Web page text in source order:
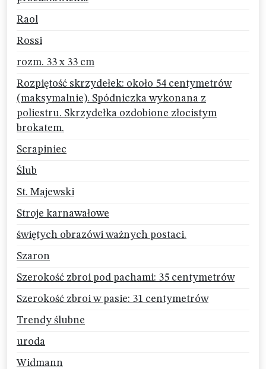
Raol
Rossi
rozm. 33 x 33 cm
Rozpiętość skrzydełek: około 54 centymetrów
(maksymalnie). Spódniczka wykonana z
poliestru. Skrzydełka ozdobione złocistym
brokatem.
Scrapiniec
Ślub
St. Majewski
Stroje karnawałowe
świętych obrazówi ważnych postaci.
Szaron
Szerokość zbroi pod pachami: 35 centymetrów
Szerokość zbroi w pasie: 31 centymetrów
Trendy ślubne
uroda
Widmann